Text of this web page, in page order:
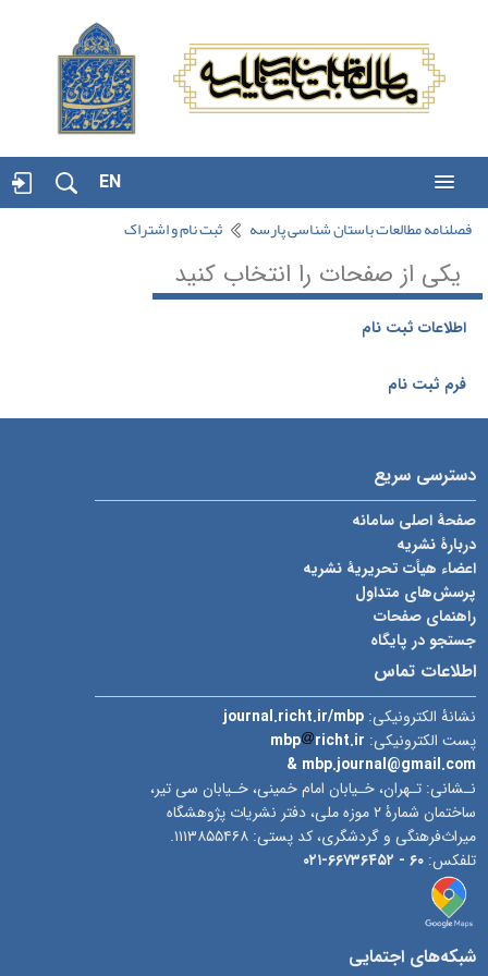
EN
فصلنامه مطالعات باستان شناسی پارسه ثبت نام و اشتراک
یکی از صفحات را انتخاب کنید
اطلاعات ثبت نام
فرم ثبت نام
دسترسی سریع
صفحۀ اصلی سامانه
دربارۀ نشریه
اعضاء هیأت تحریریۀ نشریه
پرسش‌های متداول
راهنمای صفحات
جستجو در پایگاه
اطلاعات تماس
نشانۀ الکترونیکی:journal.richt.ir/mbp
پست الکترونیکی:
mbp
richt.ir
& mbp.journal@gmail.com
نـشانی: تـهران، خـیابان امام خمینی، خـیابان سی تیر،
ساختمان شمارۀ ۲ موزه ملی، دفتر نشریات پژوهشگاه
میراث‌فرهنگی و گردشگری، کد پستی: ۱۱۱۳۸۵۵۴۶۸.
تلفکس:۶۰ - ۶۶۷۳۶۴۵۲-۰۲۱
شبکه‌های اجتمایی